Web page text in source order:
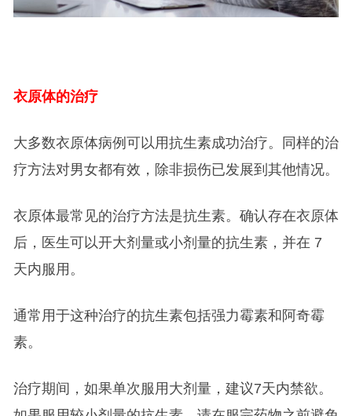
衣原体的治疗
大多数衣原体病例可以用抗生素成功治疗。同样的治
疗方法对男女都有效，除非损伤已发展到其他情况。
衣原体最常见的治疗方法是抗生素。确认存在衣原体
后，医生可以开大剂量或小剂量的抗生素，并在 7
天内服用。
通常用于这种治疗的抗生素包括强力霉素和阿奇霉
素。
治疗期间，如果单次服用大剂量，建议7天内禁欲。